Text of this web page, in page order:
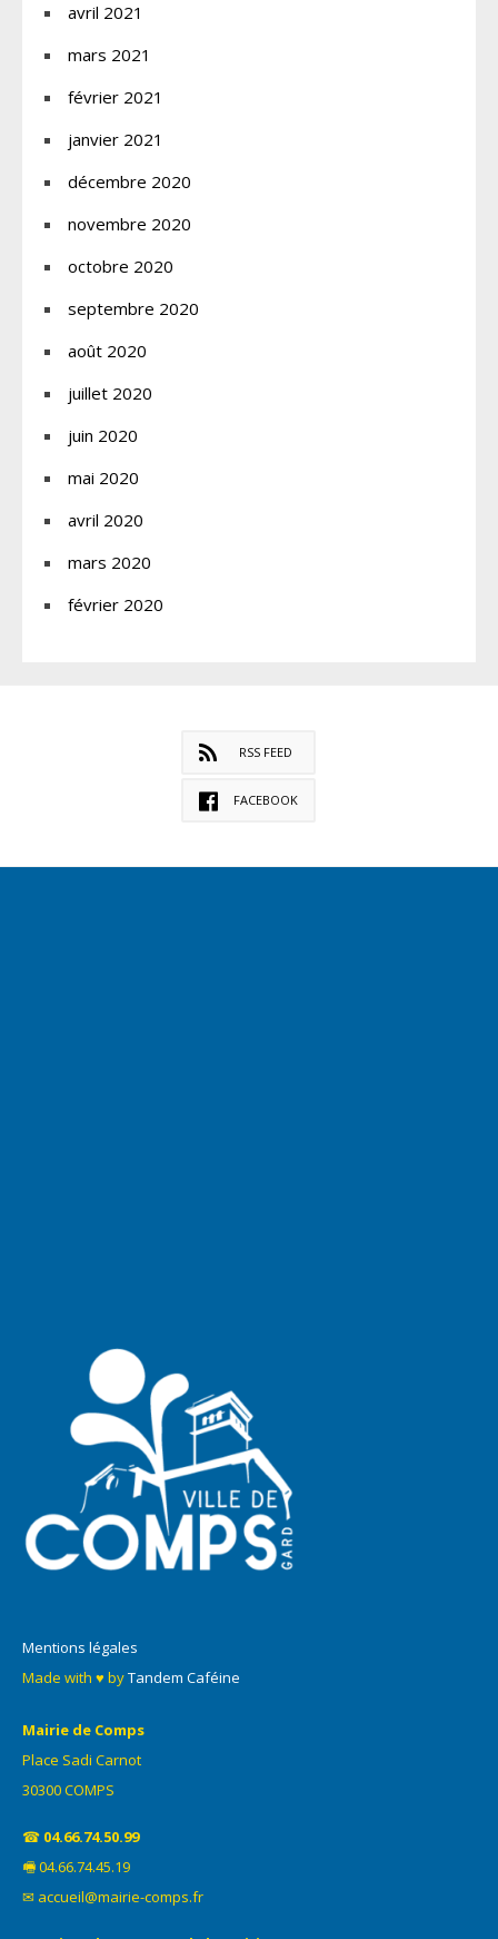
avril 2021
mars 2021
février 2021
janvier 2021
décembre 2020
novembre 2020
octobre 2020
septembre 2020
août 2020
juillet 2020
juin 2020
mai 2020
avril 2020
mars 2020
février 2020
RSS FEED
FACEBOOK
Mentions légales
Made with ♥ byTandem Caféine
Mairie de Comps
Place Sadi Carnot
30300 COMPS
☎ 04.66.74.50.99
🖷 04.66.74.45.19
✉ accueil@mairie-comps.fr